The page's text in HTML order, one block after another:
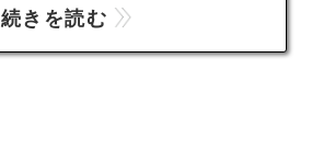
続きを読む